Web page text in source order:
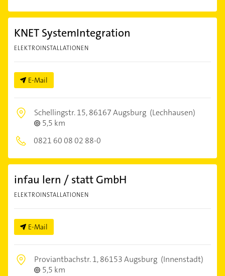
KNET SystemIntegration
ELEKTROINSTALLATIONEN
E-Mail
Schellingstr. 15,86167 Augsburg (Lechhausen)
5,5 km
0821 60 08 02 88-0
infau lern / statt GmbH
ELEKTROINSTALLATIONEN
E-Mail
Proviantbachstr. 1,86153 Augsburg (Innenstadt)
5,5 km